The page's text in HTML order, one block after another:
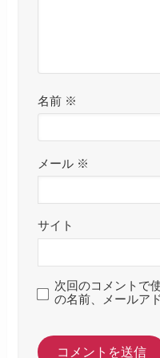
名前 ※
メール ※
サイト
次回のコメントで
の名前、メールア